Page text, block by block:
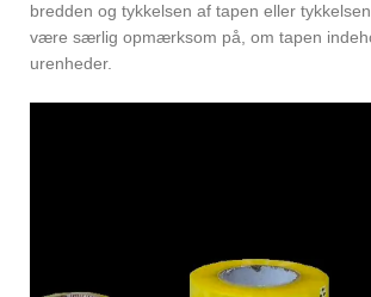
bredden og tykkelsen af ​​tapen eller
være særlig opmærksom på, om tapen
urenheder.